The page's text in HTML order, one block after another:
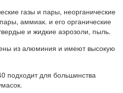
газы и пары, неорганические
аммиак. и его органические
и жидкие аэрозоли, пыль.
из алюминия и имеют высокую
подходит для большинства